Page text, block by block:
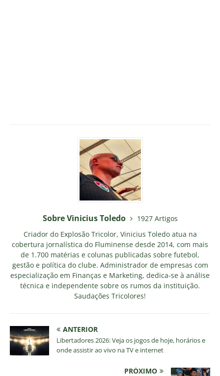
Sobre Vinicius Toledo
1927 Artigos
Criador do Explosão Tricolor, Vinicius Toledo atua na
cobertura jornalística do Fluminense desde 2014, com mais
de 1.700 matérias e colunas publicadas sobre futebol,
gestão e política do clube. Administrador de empresas com
especialização em Finanças e Marketing, dedica-se à análise
técnica e independente sobre os rumos da instituição.
Saudações Tricolores!
ANTERIOR
Libertadores 2026: Veja os jogos de hoje, horários e
onde assistir ao vivo na TV e internet
PRÓXIMO